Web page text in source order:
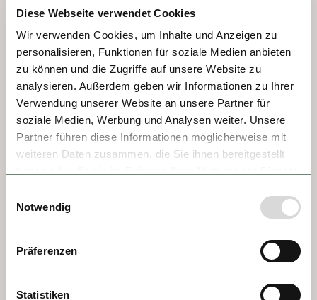
Diese Webseite verwendet Cookies
Wir verwenden Cookies, um Inhalte und Anzeigen zu
personalisieren, Funktionen für soziale Medien anbieten
zu können und die Zugriffe auf unsere Website zu
analysieren. Außerdem geben wir Informationen zu Ihrer
Verwendung unserer Website an unsere Partner für
soziale Medien, Werbung und Analysen weiter. Unsere
Partner führen diese Informationen möglicherweise mit
weiteren Daten zusammen, die Sie ihnen bereitgestellt
Notwendig
Präferenzen
Statistiken
DÍA 2 - RHONE DELTA
cubierta solar (si el clima lo permite)
delta del Ródano.